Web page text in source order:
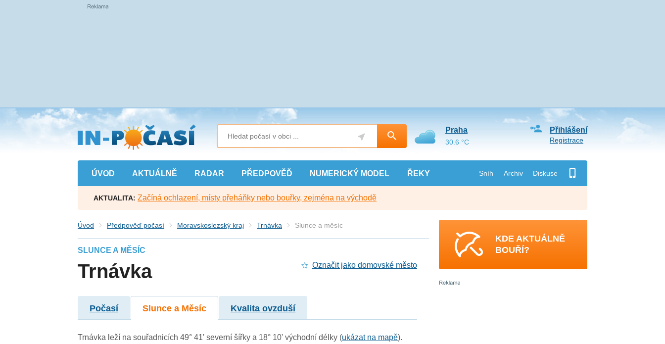
Přejít
na
hlavní
obsah
ÚVOD AKTUÁLNĚ RADAR PŘEDPOVĚĎ NUMERICKÝ MODEL ŘEKY Sníh Archiv Diskuse
Přihlášení
Registrace
Praha
30.6 °C
AKTUALITA: Začíná ochlazení, místy přeháňky nebo bouřky, zejména na východě
Úvod Předpověď počasí Moravskoslezský kraj Trnávka Slunce a měsíc
SLUNCE A MĚSÍC
Trnávka Označit jako domovské město
Počasí Slunce a Měsíc Kvalita ovzduší
Trnávka leží na souřadnicích 49° 41' severní šířky a 18° 10' východní délky (ukázat na mapě).
KDE AKTUÁLNĚ
BOUŘÍ?